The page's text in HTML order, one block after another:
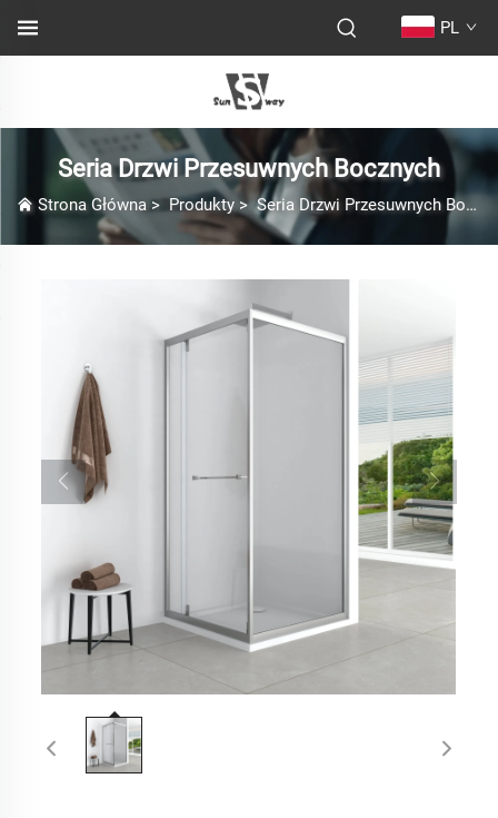
PL
Seria Drzwi Przesuwnych Bocznych
Strona Główna >Produkty >Seria Drzwi Przesuwnych Bocznych